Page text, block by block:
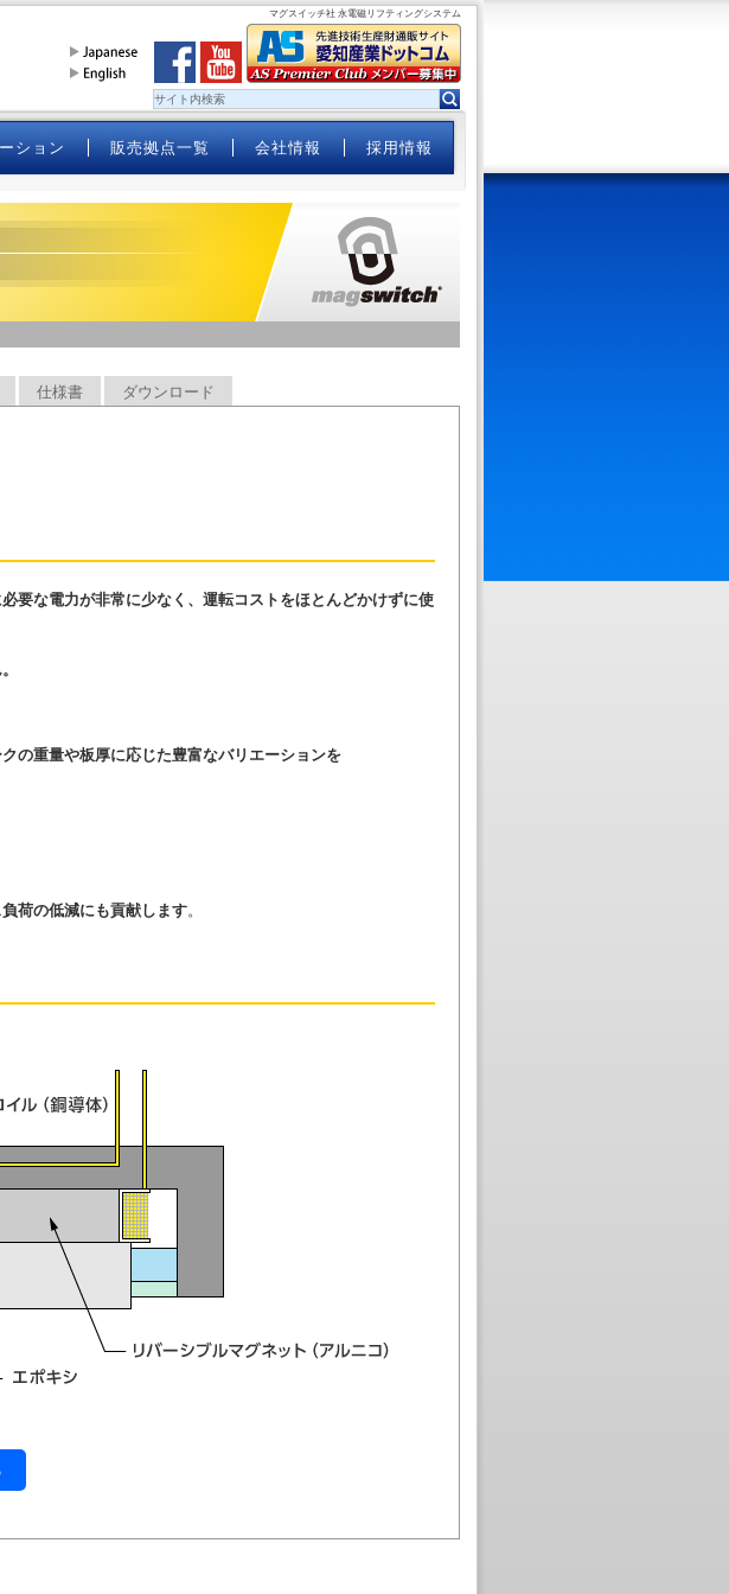
マグスイッチ社 永電磁リフティングシステム
ション 販売拠点一覧 会社情報 採用情報
仕様書 ダウンロード
要な電力が非常に少なく、運転コストをほとんどかけずに使
の重量や板厚に応じた豊富なバリエーションを
荷の低減にも貢献します。